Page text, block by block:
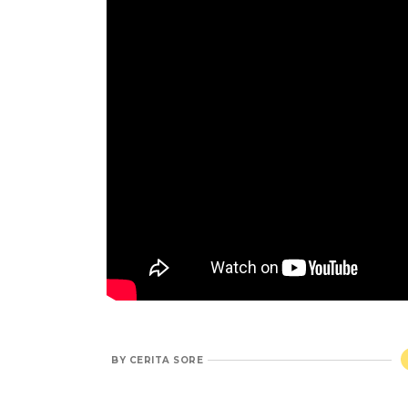
BY CERITA SORE